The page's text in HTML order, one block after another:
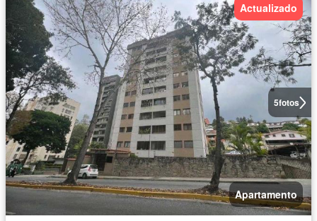
5fotos
Actualizado
Apartamento